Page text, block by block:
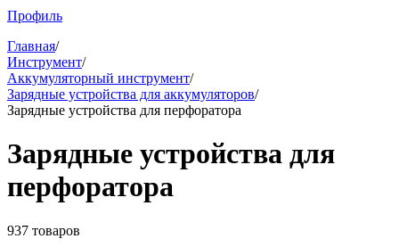
Профиль
Главная/
Инструмент/
Аккумуляторный инструмент/
Зарядные устройства для аккумуляторов/
Зарядные устройства для перфоратора
Зарядные устройства для
перфоратора
937 товаров